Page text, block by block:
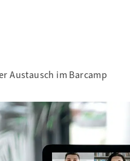
Austausch im Barcamp